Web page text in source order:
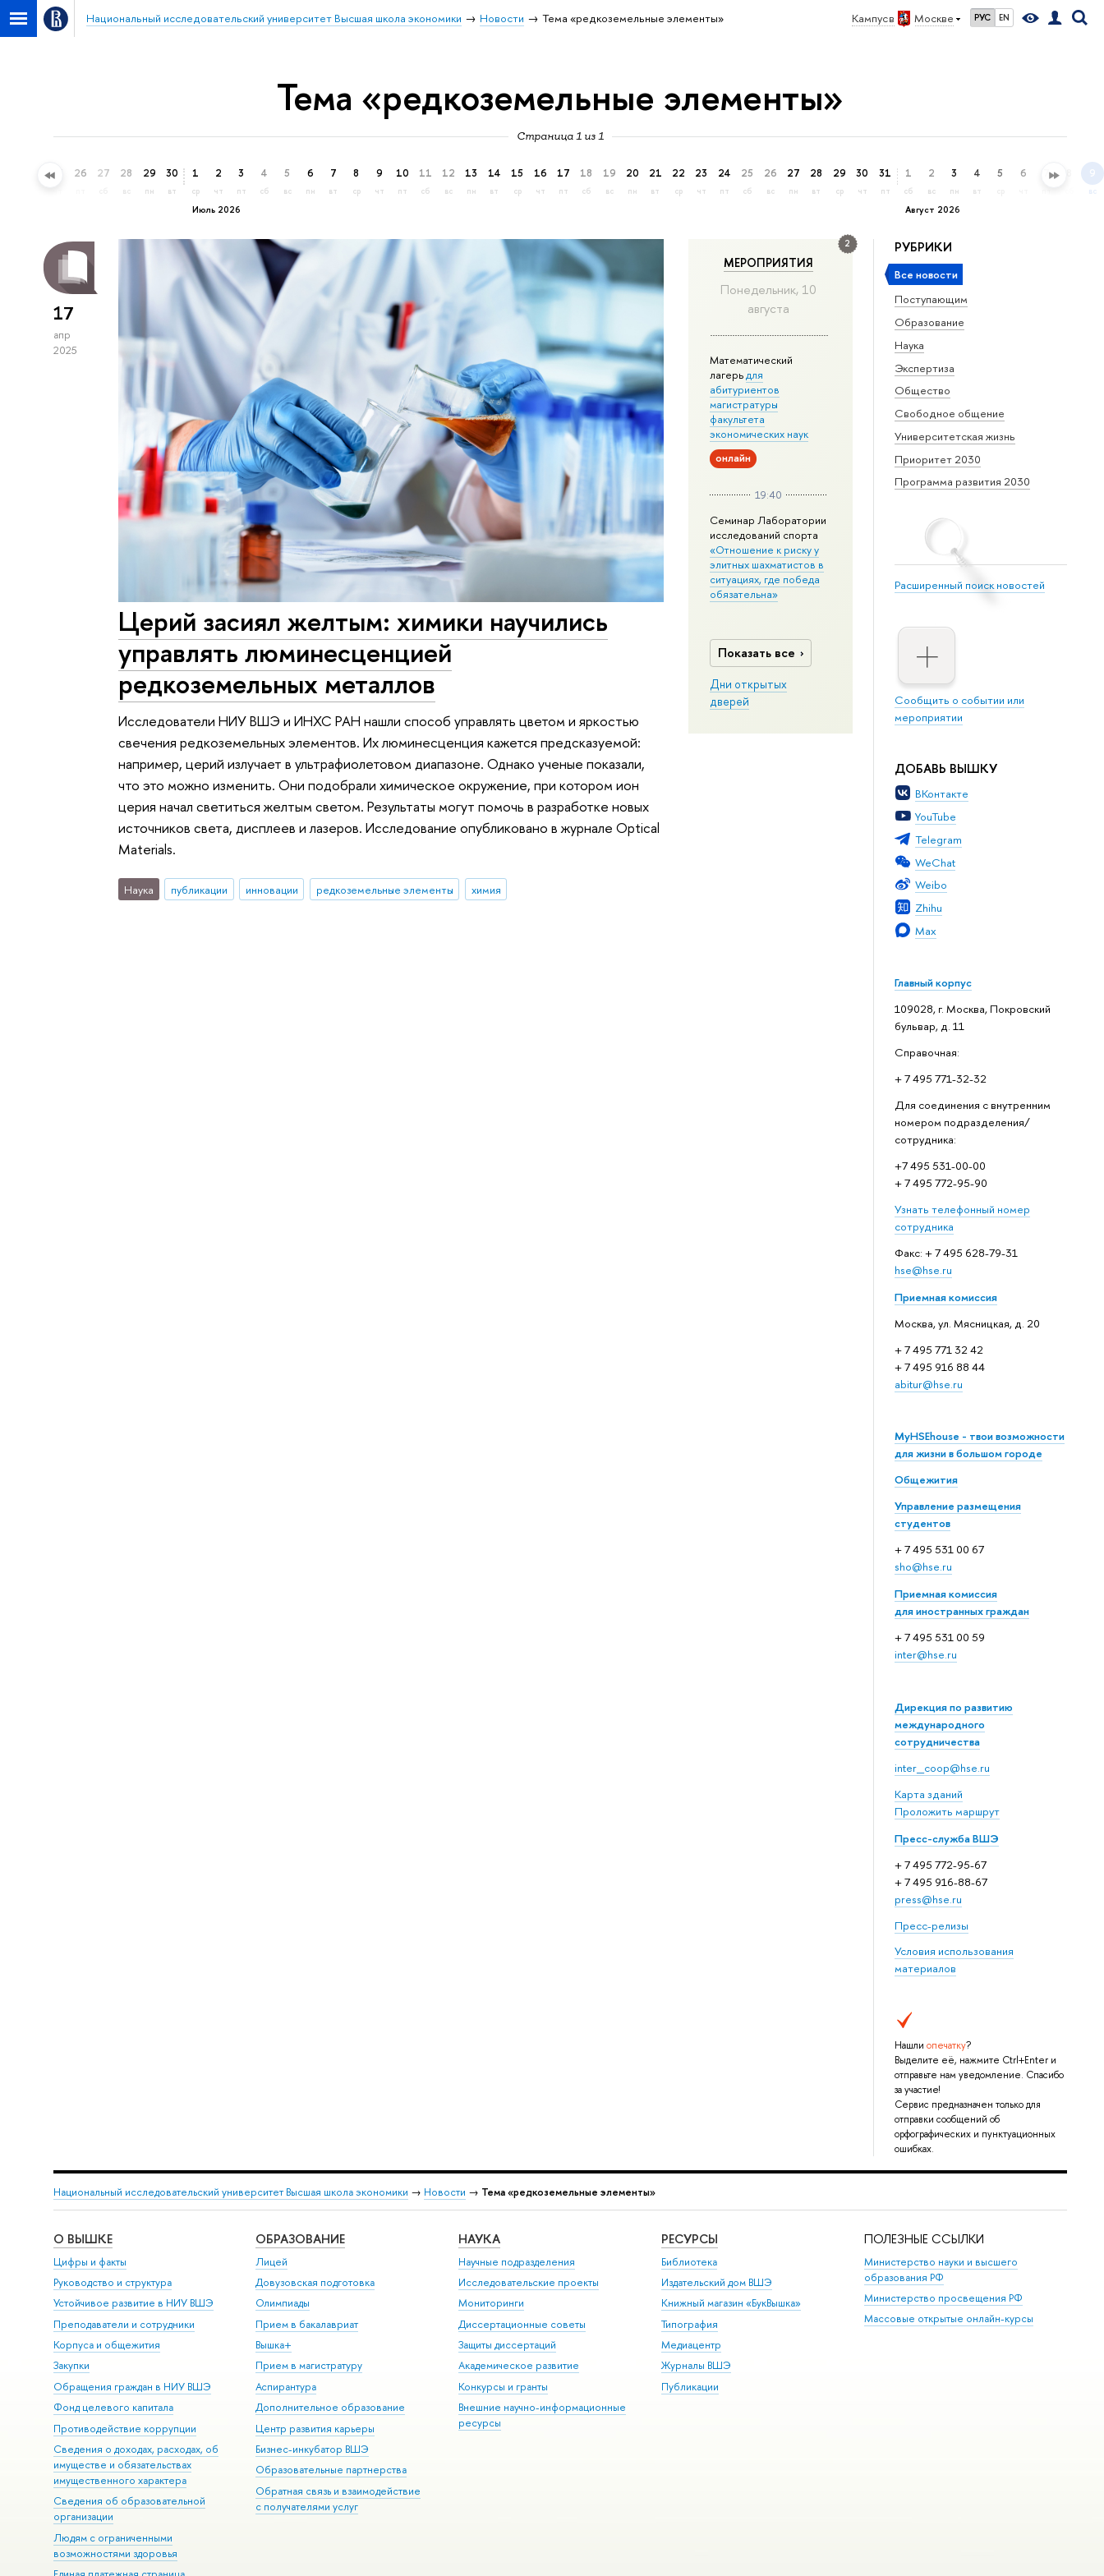
Кампус в Москве РУС EN
Национальный исследовательский университет Высшая школа экономики Новости Тема «редкоземельные элементы»
Тема «редкоземельные элементы»
Страница 1 из 1
25 26 27 28
вс
29
пн
30
вт
Июль 2026
1
ср
2
чт
3
пт
4
сб
5
вс
6
пн
7
вт
8
ср
9
чт
10
пт
11
сб
12
вс
13
пн
14
вт
15
ср
16
чт
17
пт
18
сб
19
вс
20
пн
21
вт
22
ср
23
чт
24
пт
25
сб
26
вс
27
пн
28
вт
29
ср
30
чт
31
пт
Август 2026
1
сб
2
вс
3
пн
4
вт
5 6 7 9
вс
РУБРИКИ
Все новости
Поступающим
Образование
Наука
Экспертиза
Общество
Свободное общение
Университетская жизнь
Приоритет 2030
Программа развития 2030
Расширенный поиск новостей
Сообщить о событии или
мероприятии
ДОБАВЬ ВЫШКУ
ВКонтакте
YouTube
Telegram
WeChat
Weibo
Zhihu
Max
Главный корпус
109028, г. Москва, Покровский
бульвар, д. 11
Справочная:
+ 7 495 771-32-32
Для соединения с внутренним
номером подразделения/
сотрудника:
+7 495 531-00-00
+ 7 495 772-95-90
Узнать телефонный номер
сотрудника
Факс: + 7 495 628-79-31
hse@hse.ru
Приемная комиссия
Москва, ул. Мясницкая, д. 20
+ 7 495 771 32 42
+ 7 495 916 88 44
abitur@hse.ru
MyHSEhouse - твои возможности
для жизни в большом городе
Общежития
Управление размещения
студентов
+ 7 495 531 00 67
sho@hse.ru
Приемная комиссия
для иностранных граждан
+ 7 495 531 00 59
inter@hse.ru
Дирекция по развитию
международного
сотрудничества
inter_coop@hse.ru
Карта зданий
Проложить маршрут
Пресс-служба ВШЭ
+ 7 495 772-95-67
+ 7 495 916-88-67
press@hse.ru
Пресс-релизы
Условия использования
материалов
Нашли опечатку?
Выделите её, нажмите Ctrl+Enter и
отправьте нам уведомление. Спасибо
за участие!
Сервис предназначен только для
отправки сообщений об
орфографических и пунктуационных
ошибках.
2
МЕРОПРИЯТИЯ
Понедельник, 10
августа
Математический
лагерь для
абитуриентов
магистратуры
факультета
экономических наук
онлайн
19:40
Семинар Лаборатории
исследований спорта
«Отношение к риску у
элитных шахматистов в
ситуациях, где победа
обязательна»
Показать все
Дни открытых
дверей
17
апр
2025
Церий засиял желтым: химики научились
управлять люминесценцией
редкоземельных металлов
Исследователи НИУ ВШЭ и ИНХС РАН нашли способ управлять цветом и яркостью
свечения редкоземельных элементов. Их люминесценция кажется предсказуемой:
например, церий излучает в ультрафиолетовом диапазоне. Однако ученые показали,
что это можно изменить. Они подобрали химическое окружение, при котором ион
церия начал светиться желтым светом. Результаты могут помочь в разработке новых
источников света, дисплеев и лазеров. Исследование опубликовано в журнале Optical
Materials.
Наука публикации инновации редкоземельные элементы химия
Национальный исследовательский университет Высшая школа экономики → Новости → Тема «редкоземельные элементы»
О ВЫШКЕ
Цифры и факты
Руководство и структура
Устойчивое развитие в НИУ ВШЭ
Преподаватели и сотрудники
Корпуса и общежития
Закупки
Обращения граждан в НИУ ВШЭ
Фонд целевого капитала
Противодействие коррупции
Сведения о доходах, расходах, об
имуществе и обязательствах
имущественного характера
Сведения об образовательной
организации
Людям с ограниченными
возможностями здоровья
ОБРАЗОВАНИЕ
Лицей
Довузовская подготовка
Олимпиады
Прием в бакалавриат
Вышка+
Прием в магистратуру
Аспирантура
Дополнительное образование
Центр развития карьеры
Бизнес-инкубатор ВШЭ
Образовательные партнерства
Обратная связь и взаимодействие
с получателями услуг
НАУКА
Научные подразделения
Исследовательские проекты
Мониторинги
Диссертационные советы
Защиты диссертаций
Академическое развитие
Конкурсы и гранты
Внешние научно-информационные
ресурсы
РЕСУРСЫ
Библиотека
Издательский дом ВШЭ
Книжный магазин «БукВышка»
Типография
Медиацентр
Журналы ВШЭ
Публикации
ПОЛЕЗНЫЕ ССЫЛКИ
Министерство науки и высшего
образования РФ
Министерство просвещения РФ
Массовые открытые онлайн-курсы